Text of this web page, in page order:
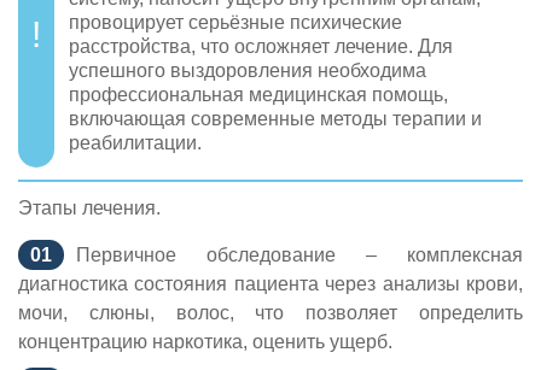
провоцирует серьёзные психические
расстройства, что осложняет лечение. Для
успешного выздоровления необходима
профессиональная медицинская помощь,
включающая современные методы терапии и
реабилитации.
Этапы лечения.
Первичное обследование – комплексная
диагностика состояния пациента через анализы крови,
мочи, слюны, волос, что позволяет определить
концентрацию наркотика, оценить ущерб.